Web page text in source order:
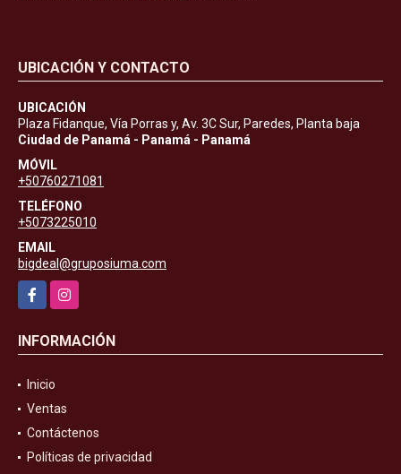
UBICACIÓN Y CONTACTO
UBICACIÓN
Plaza Fidanque, Vía Porras y, Av. 3C Sur, Paredes, Planta baja
Ciudad de Panamá - Panamá - Panamá
MÓVIL
+50760271081
TELÉFONO
+5073225010
EMAIL
bigdeal@gruposiuma.com
FacebookInstagram
INFORMACIÓN
Inicio
Ventas
Contáctenos
Políticas de privacidad